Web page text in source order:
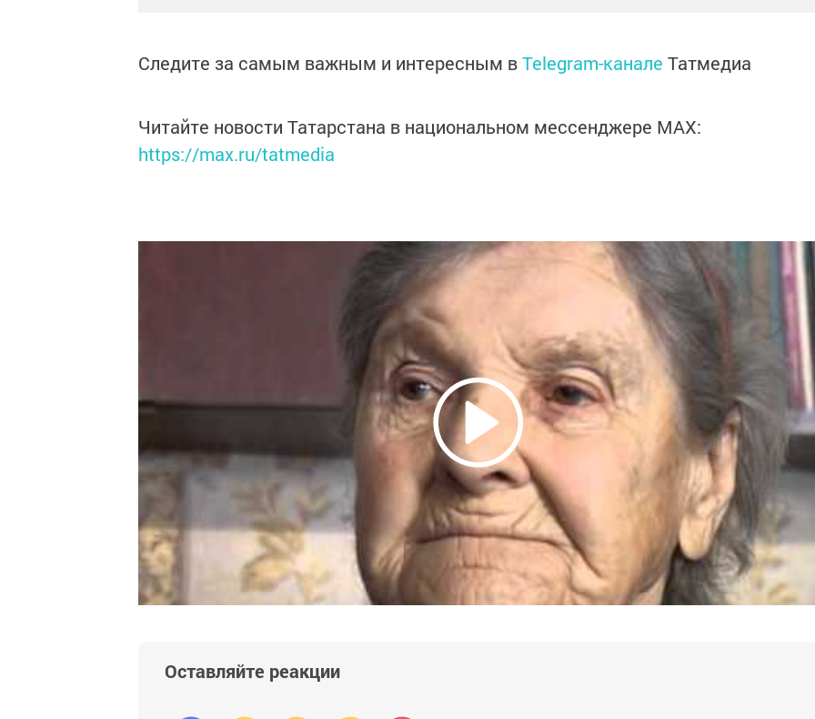
Следите за самым важным и интересным вTelegram-канале Татмедиа
Читайте новости Татарстана в национальном мессенджере MАХ:
https://max.ru/tatmedia
Оставляйте реакции